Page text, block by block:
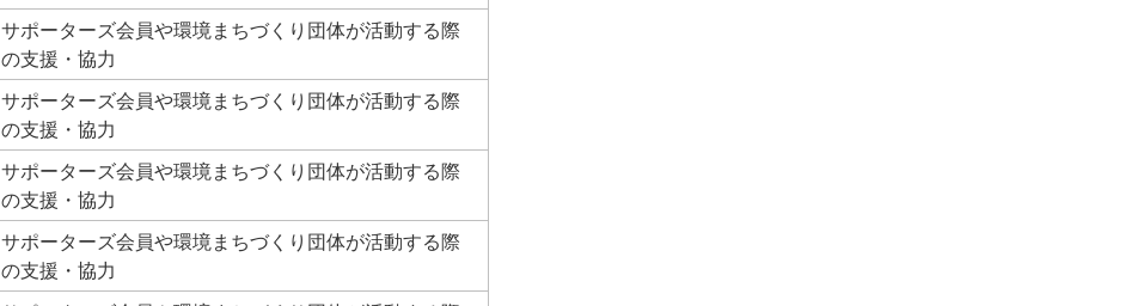
サポーターズ会員や環境まちづくり団体が活動する際
の支援・協力
サポーターズ会員や環境まちづくり団体が活動する際
の支援・協力
サポーターズ会員や環境まちづくり団体が活動する際
の支援・協力
サポーターズ会員や環境まちづくり団体が活動する際
の支援・協力